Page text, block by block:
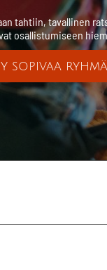
tahtiin,
osallistumiseen
sopivaa